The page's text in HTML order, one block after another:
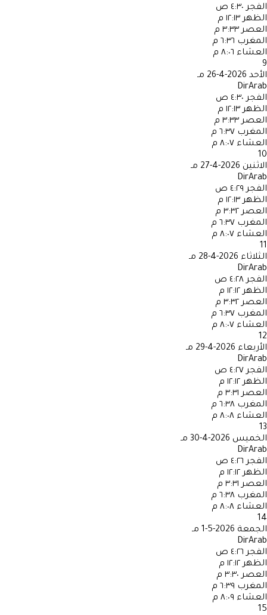
الفجر ٤:٣٠ ص
الظهر ١٢:١٣ م
العصر ٣:٣٣ م
المغرب ٦:٣٦ م
العشاء ٨:٠٦ م
9
الأحد 2026-4-26 مـ
DirArab
الفجر ٤:٣٠ ص
الظهر ١٢:١٣ م
العصر ٣:٣٣ م
المغرب ٦:٣٧ م
العشاء ٨:٠٧ م
10
الاثنين 2026-4-27 مـ
DirArab
الفجر ٤:٢٩ ص
الظهر ١٢:١٣ م
العصر ٣:٣٢ م
المغرب ٦:٣٧ م
العشاء ٨:٠٧ م
11
الثلاثاء 2026-4-28 مـ
DirArab
الفجر ٤:٢٨ ص
الظهر ١٢:١٢ م
العصر ٣:٣٢ م
المغرب ٦:٣٧ م
العشاء ٨:٠٧ م
12
الأربعاء 2026-4-29 مـ
DirArab
الفجر ٤:٢٧ ص
الظهر ١٢:١٢ م
العصر ٣:٣١ م
المغرب ٦:٣٨ م
العشاء ٨:٠٨ م
13
الخميس 2026-4-30 مـ
DirArab
الفجر ٤:٢٦ ص
الظهر ١٢:١٢ م
العصر ٣:٣١ م
المغرب ٦:٣٨ م
العشاء ٨:٠٨ م
14
الجمعة 2026-5-1 مـ
DirArab
الفجر ٤:٢٦ ص
الظهر ١٢:١٢ م
العصر ٣:٣٠ م
المغرب ٦:٣٩ م
العشاء ٨:٠٩ م
15